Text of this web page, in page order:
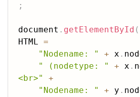
;
document . getElementById (
HTML =
"Nodename: "
+ x .
" (nodetype: "
+ x .
<br>"
+
"Nodename: "
+ y .